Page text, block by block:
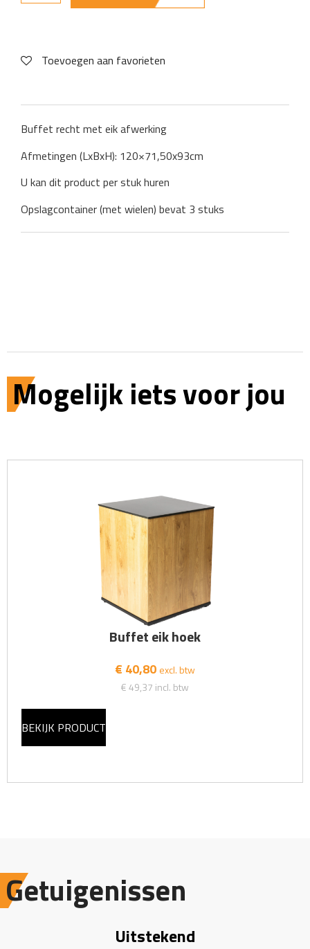
Toevoegen aan favorieten
Buffet recht met eik afwerking
Afmetingen (LxBxH): 120×71,50x93cm
U kan dit product per stuk huren
Opslagcontainer (met wielen) bevat 3 stuks
Mogelijk iets voor jou
Buffet eik hoek
€ 40,80 excl. btw
€ 49,37 incl. btw
BEKIJK PRODUCT
Getuigenissen
Uitstekend